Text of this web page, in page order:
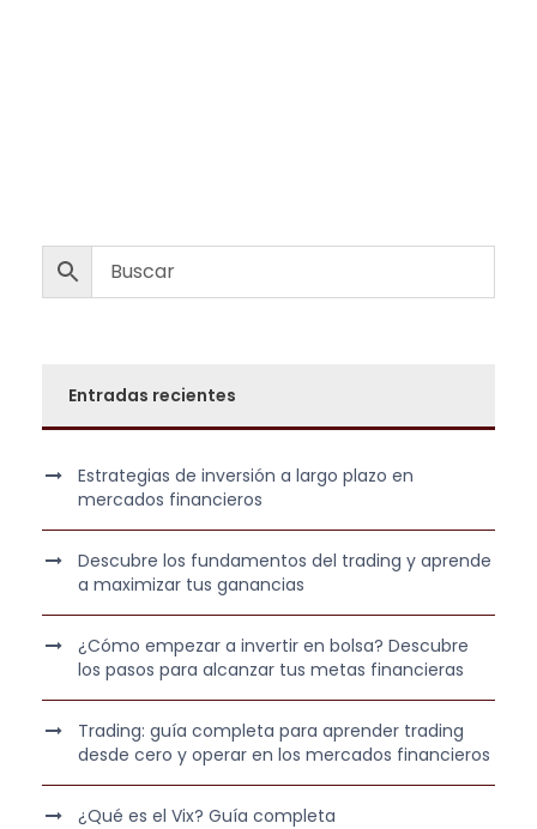
Entradas recientes
Estrategias de inversión a largo plazo en
mercados financieros
Descubre los fundamentos del trading y aprende
a maximizar tus ganancias
¿Cómo empezar a invertir en bolsa? Descubre
los pasos para alcanzar tus metas financieras
Trading: guía completa para aprender trading
desde cero y operar en los mercados financieros
¿Qué es el Vix? Guía completa